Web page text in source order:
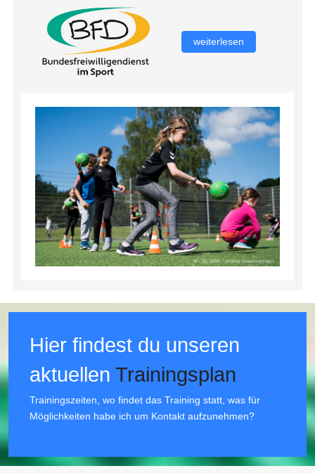
weiterlesen
Hier findest du unseren
aktuellen Trainingsplan
Trainingszeiten, wo findet das Training statt, was für
Möglichkeiten habe ich um Kontakt aufzunehmen?